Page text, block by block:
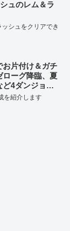
ュのレム＆ラ
シュをクリアでき
お片付け＆ガチ
ローグ降臨、夏
ど4ダンジョン
を紹介します